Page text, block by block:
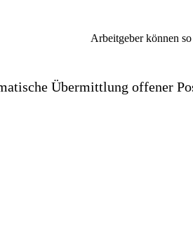
Arbeitgeber können
Übermittlung offener